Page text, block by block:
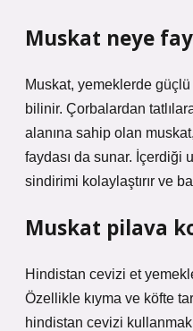
Muskat neye
Muskat, yemeklerde
bilinir. Çorbalardan
alanına sahip olan
faydası da sunar. İçerdiği
sindirimi kolaylaştırır ve
Muskat pilava
Hindistan cevizi et
Özellikle kıyma ve köfte
hindistan cevizi